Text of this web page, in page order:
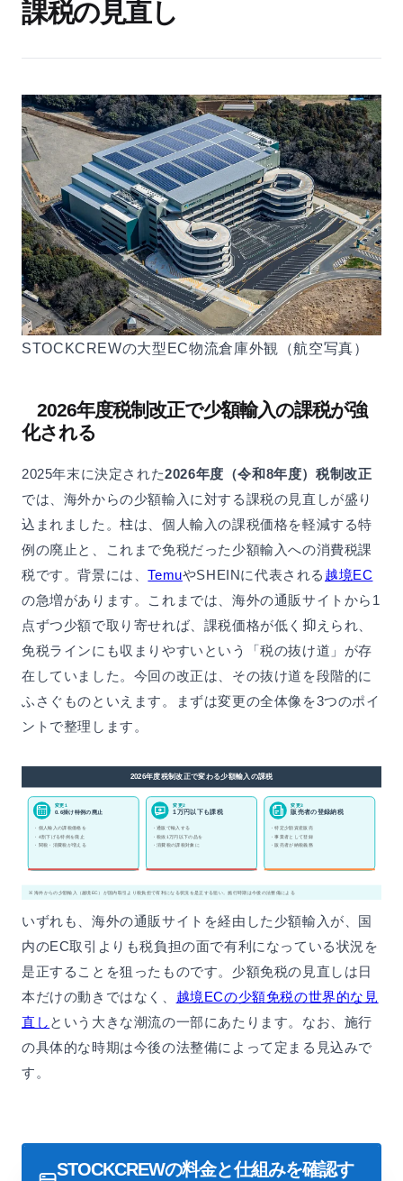
課税の見直し
STOCKCREWの大型EC物流倉庫外観（航空写真）
2026年度税制改正で少額輸入の課税が強
化される
2025年末に決定された2026年度（令和8年度）税制改正
では、海外からの少額輸入に対する課税の見直しが盛り
込まれました。柱は、個人輸入の課税価格を軽減する特
例の廃止と、これまで免税だった少額輸入への消費税課
税です。背景には、TemuやSHEINに代表される 越境EC
の急増があります。これまでは、海外の通販サイトから1
点ずつ少額で取り寄せれば、課税価格が低く抑えられ、
免税ラインにも収まりやすいという「税の抜け道」が存
在していました。今回の改正は、その抜け道を段階的に
ふさぐものといえます。まずは変更の全体像を3つのポイ
ントで整理します。
2026年度税制改正で変わる少額輸入の課税
変更1
0.6掛け特例の廃止
・個人輸入の課税価格を
・4割下げる特例を廃止
・関税・消費税が増える
変更2
1万円以下も課税
・通販で輸入する
・税抜1万円以下の品を
・消費税の課税対象に
変更3
販売者の登録納税
・特定少額資産販売
・事業者として登録
・販売者が納税義務
※ 海外からの少額輸入（越境EC）が国内取引より税負担で有利になる状況を是正する狙い。施行時期は今後の法整備による
いずれも、海外の通販サイトを経由した少額輸入が、国
内のEC取引よりも税負担の面で有利になっている状況を
是正することを狙ったものです。少額免税の見直しは日
本だけの動きではなく、 越境ECの少額免税の世界的な見
直し という大きな潮流の一部にあたります。なお、施行
の具体的な時期は今後の法整備によって定まる見込みで
す。
STOCKCREWの料金と仕組みを確認す